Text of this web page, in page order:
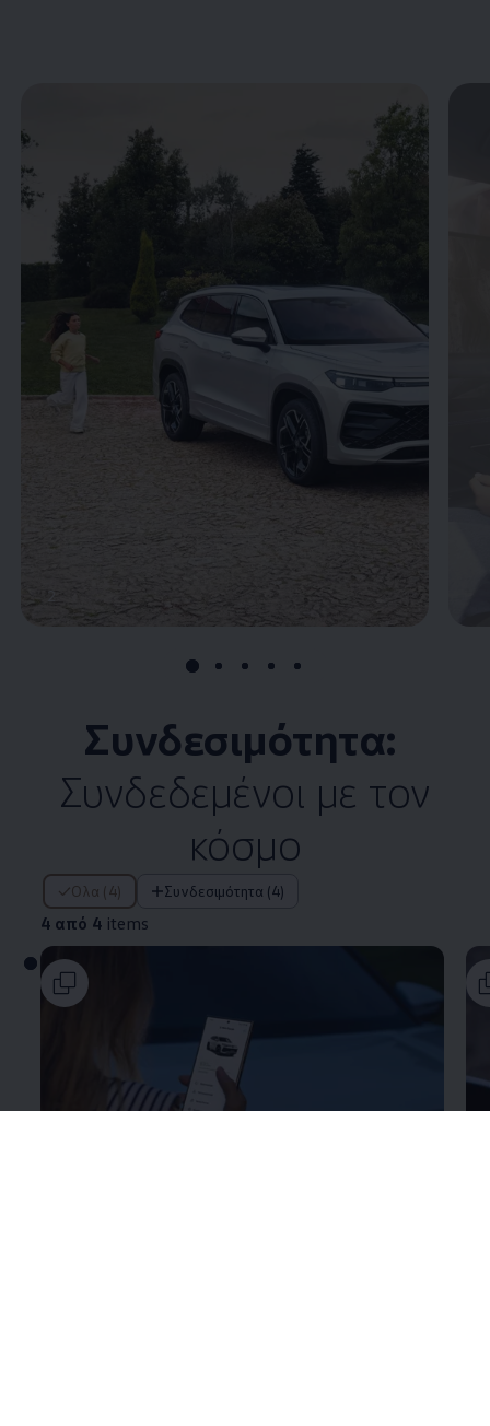
Συνδεσιμότητα:
Συνδεδεμένοι με τον
κόσμο
Όλα (4) Συνδεσιμότητα (4)
4 από 4 items
4 από 4 items